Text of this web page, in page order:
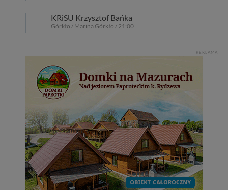
KRiSU Krzysztof Bańka
Górkło / Marina Górkło / 21:00
REKLAMA